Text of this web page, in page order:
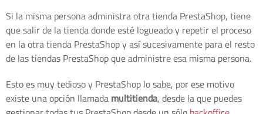
Si la misma persona administra otra tienda PrestaShop, tiene
que salir de la tienda donde esté logueado y repetir el proceso
en la otra tienda PrestaShop y así sucesivamente para el resto
de las tiendas PrestaShop que administre esa misma persona.
Esto es muy tedioso y PrestaShop lo sabe, por ese motivo
existe una opción llamadamultitienda, desde la que puedes